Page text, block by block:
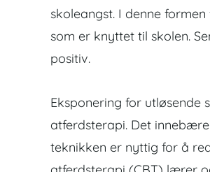
skoleangst. I denne
som er knyttet til skolen.
positiv.
Eksponering for utløsende
atferdsterapi. Det
teknikken er nyttig for å